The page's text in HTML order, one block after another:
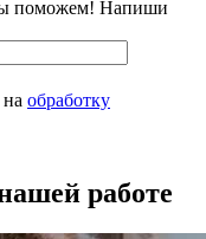
поможем! Напиши
обработку
работе